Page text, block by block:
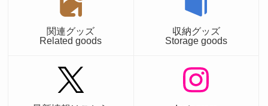
関連グッズ
Related goods
収納グッズ
Storage goods